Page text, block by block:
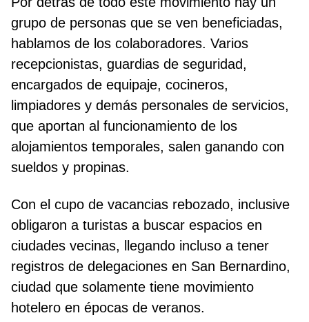
grupo de personas que se ven beneficiadas,
hablamos de los colaboradores. Varios
recepcionistas, guardias de seguridad,
encargados de equipaje, cocineros,
limpiadores y demás personales de servicios,
que aportan al funcionamiento de los
alojamientos temporales, salen ganando con
sueldos y propinas.
Con el cupo de vacancias rebozado, inclusive
obligaron a turistas a buscar espacios en
ciudades vecinas, llegando incluso a tener
registros de delegaciones en San Bernardino,
ciudad que solamente tiene movimiento
hotelero en épocas de veranos.